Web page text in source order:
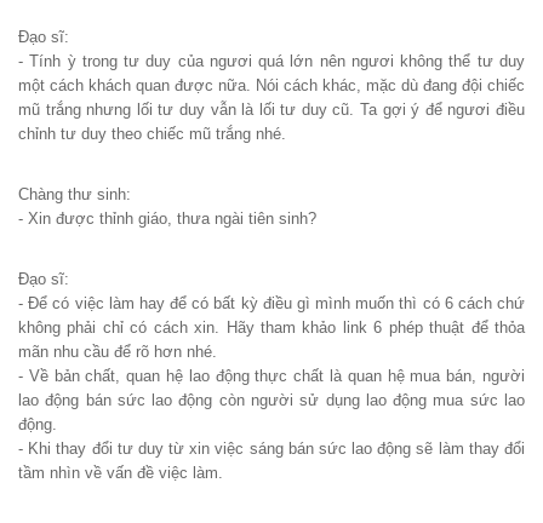
Đạo sĩ:
- Tính ỳ trong tư duy của ngươi quá lớn nên ngươi không thể tư duy
một cách khách quan được nữa. Nói cách khác, mặc dù đang đội chiếc
mũ trắng nhưng lối tư duy vẫn là lối tư duy cũ. Ta gợi ý để ngươi điều
chỉnh tư duy theo chiếc mũ trắng nhé.
Chàng thư sinh:
- Xin được thỉnh giáo, thưa ngài tiên sinh?
Đạo sĩ:
- Để có việc làm hay để có bất kỳ điều gì mình muốn thì có 6 cách chứ
không phải chỉ có cách xin. Hãy tham khảo link 6 phép thuật để thỏa
mãn nhu cầu để rõ hơn nhé.
- Về bản chất, quan hệ lao động thực chất là quan hệ mua bán, người
lao động bán sức lao động còn người sử dụng lao động mua sức lao
động.
- Khi thay đổi tư duy từ xin việc sáng bán sức lao động sẽ làm thay đổi
tầm nhìn về vấn đề việc làm.